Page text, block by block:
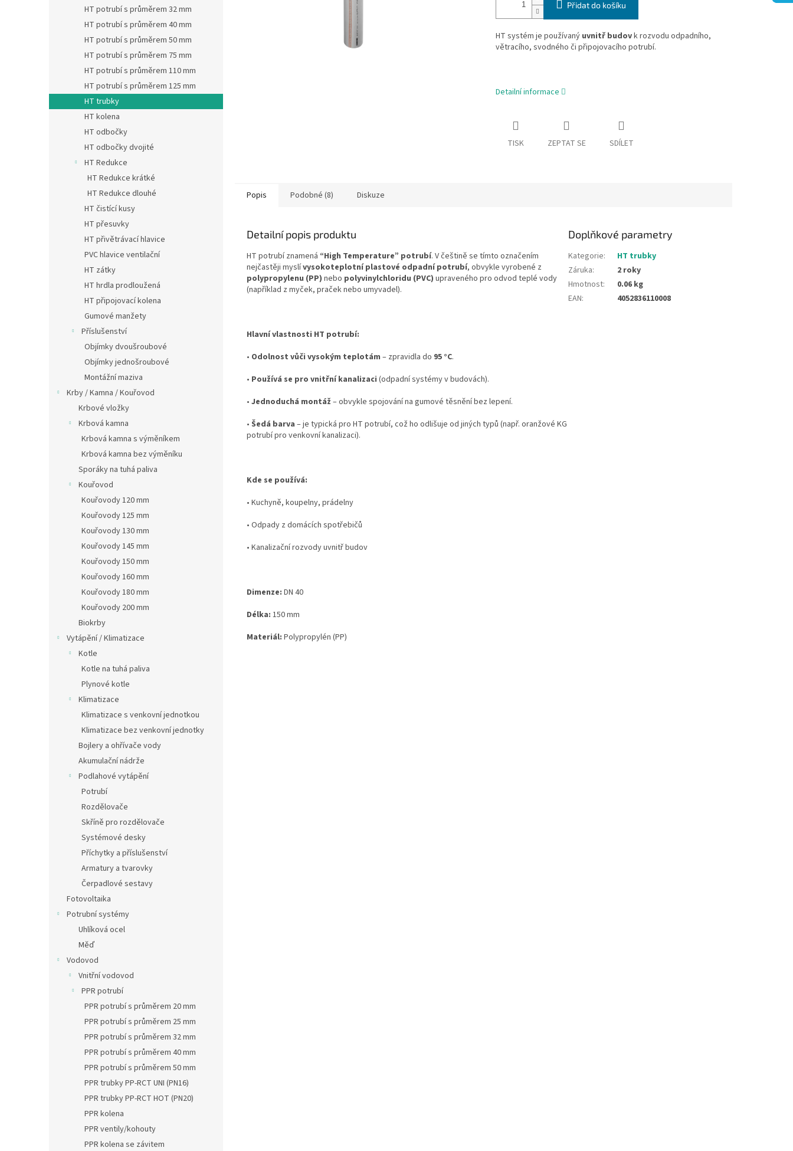
HT potrubí s průměrem 32 mm
HT potrubí s průměrem 40 mm
HT potrubí s průměrem 50 mm
HT potrubí s průměrem 75 mm
HT potrubí s průměrem 110 mm
HT potrubí s průměrem 125 mm
HT trubky
HT kolena
HT odbočky
HT odbočky dvojité
HT Redukce
HT Redukce krátké
HT Redukce dlouhé
HT čistící kusy
HT přesuvky
HT přivětrávací hlavice
PVC hlavice ventilační
HT zátky
HT hrdla prodloužená
HT připojovací kolena
Gumové manžety
Příslušenství
Objímky dvoušroubové
Objímky jednošroubové
Montážní maziva
Krby / Kamna / Kouřovod
Krbové vložky
Krbová kamna
Krbová kamna s výměníkem
Krbová kamna bez výměníku
Sporáky na tuhá paliva
Kouřovod
Kouřovody 120 mm
Kouřovody 125 mm
Kouřovody 130 mm
Kouřovody 145 mm
Kouřovody 150 mm
Kouřovody 160 mm
Kouřovody 180 mm
Kouřovody 200 mm
Biokrby
Vytápění / Klimatizace
Kotle
Kotle na tuhá paliva
Plynové kotle
Klimatizace
Klimatizace s venkovní jednotkou
Klimatizace bez venkovní jednotky
Bojlery a ohřívače vody
Akumulační nádrže
Podlahové vytápění
Potrubí
Rozdělovače
Skříně pro rozdělovače
Systémové desky
Příchytky a příslušenství
Armatury a tvarovky
Čerpadlové sestavy
Fotovoltaika
Potrubní systémy
Uhlíková ocel
Měď
Vodovod
Vnitřní vodovod
PPR potrubí
PPR potrubí s průměrem 20 mm
PPR potrubí s průměrem 25 mm
PPR potrubí s průměrem 32 mm
PPR potrubí s průměrem 40 mm
PPR potrubí s průměrem 50 mm
PPR trubky PP-RCT UNI (PN16)
PPR trubky PP-RCT HOT (PN20)
PPR kolena
PPR ventily/kohouty
PPR kolena se závitem
Přidat do košíku
HT systém je používaný uvnitř budovk rozvodu odpadního,
větracího, svodného či připojovacího potrubí.
Detailní informace
TISK ZEPTAT SE SDÍLET
Popis Podobné (8) Diskuze
Detailní popis produktu
HT potrubí znamená “High Temperature” potrubí. V češtině se tímto označením
nejčastěji myslívysokoteplotní plastové odpadní potrubí, obvykle vyrobené z
polypropylenu (PP) nebo polyvinylchloridu (PVC) upraveného pro odvod teplé vody
(například z myček, praček nebo umyvadel).
Hlavní vlastnosti HT potrubí:
• Odolnost vůči vysokým teplotám – zpravidla do 95 °C.
• Používá se pro vnitřní kanalizaci (odpadní systémy v budovách).
• Jednoduchá montáž – obvykle spojování na gumové těsnění bez lepení.
• Šedá barva – je typická pro HT potrubí, což ho odlišuje od jiných typů (např. oranžové KG
potrubí pro venkovní kanalizaci).
Kde se používá:
• Kuchyně, koupelny, prádelny
• Odpady z domácích spotřebičů
• Kanalizační rozvody uvnitř budov
Dimenze: DN 40
Délka: 150mm
Materiál: Polypropylén (PP)
Doplňkové parametry
Kategorie:
HT trubky
Záruka:
2 roky
Hmotnost:
0.06 kg
EAN: 4052836110008